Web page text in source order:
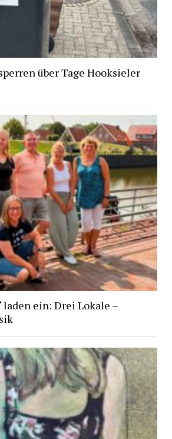
über Tage Hooksieler
laden ein: Drei Lokale –